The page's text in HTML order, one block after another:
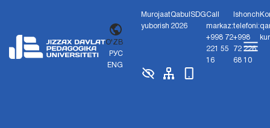
O'ZB
РУС
ENG
Murojaat
yuborish
Qabul
2026
SDGCall
markaz:
+998 72
221 55
16
Ishonch
telefoni:
+998
72 226
68 10